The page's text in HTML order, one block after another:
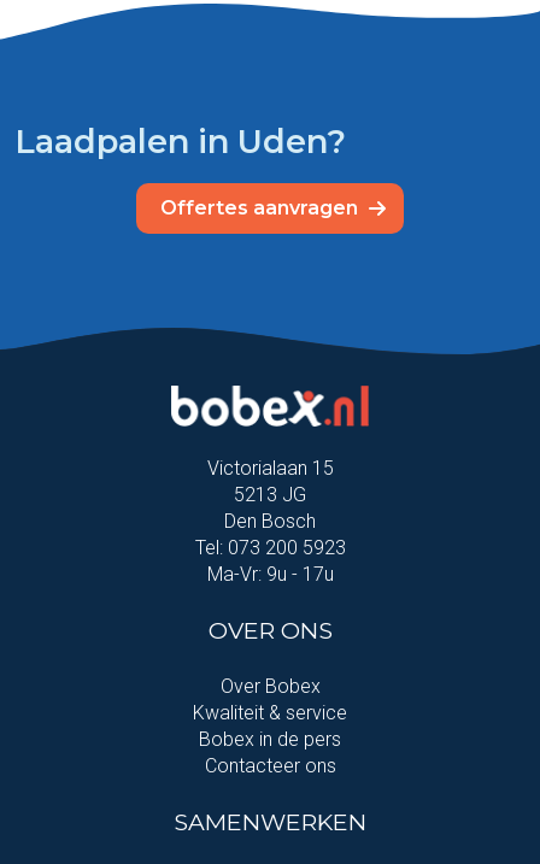
Laadpalen in Uden?
Offertes aanvragen
Victorialaan 15
5213 JG
Den Bosch
Tel: 073 200 5923
Ma-Vr: 9u - 17u
OVER ONS
Over Bobex
Kwaliteit & service
Bobex in de pers
Contacteer ons
SAMENWERKEN